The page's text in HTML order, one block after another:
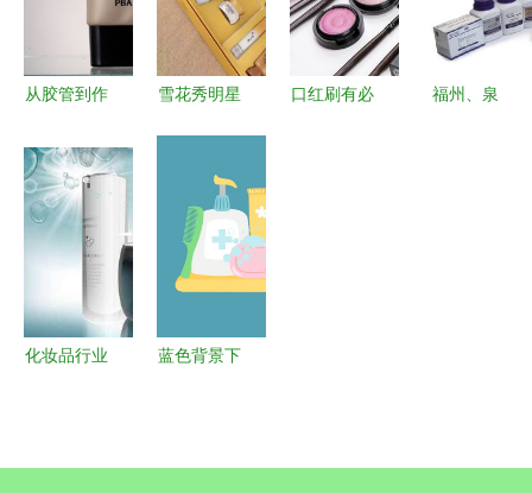
零售之道
肤包装设计
赏析
从胶管到作
修图练习的
进阶指南
雪花秀明星
韩方护肤之
美
口红刷有必
福州、泉
化妆品行业
蓝色背景下